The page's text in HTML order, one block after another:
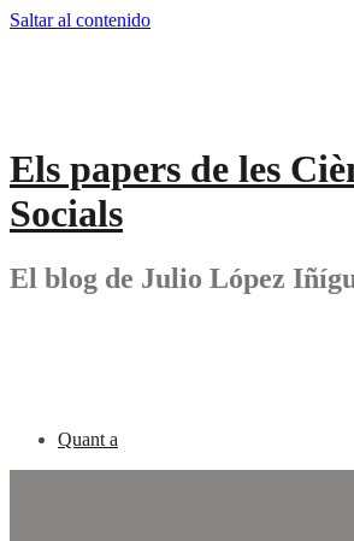
Saltar al contenido
Els papers de les
Socials
El blog de Julio López
Quant a